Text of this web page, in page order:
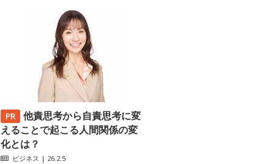
他責思考から自責思考に変
えることで起こる人間関係の変
化とは？
ビジネス | 26.2.5